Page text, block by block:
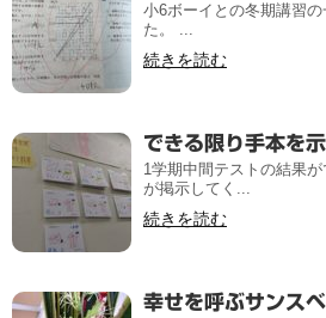
小6ボーイとの冬期講習
た。 ...
続きを読む
できる限り手本を
1学期中間テストの結果
が掲示してく...
続きを読む
幸せを呼ぶサンス